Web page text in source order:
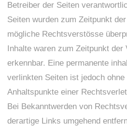
Betreiber der Seiten
Seiten wurden zum Zeitpunkt
mögliche Rechtsverstösse
Inhalte waren zum Zeitpunkt der
erkennbar. Eine permanente
verlinkten Seiten ist jedoch ohne
Anhaltspunkte einer
Bei Bekanntwerden von
derartige Links umgehend